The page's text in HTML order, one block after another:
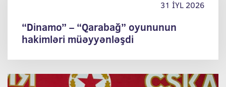
31 İYL 2026
“Dinamo” – “Qarabağ” oyununun
hakimləri müəyyənləşdi